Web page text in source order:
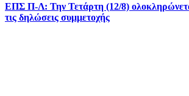
ΕΠΣ Π-Λ: Την Τετάρτη (12/8)
τις δηλώσεις συμμετοχής